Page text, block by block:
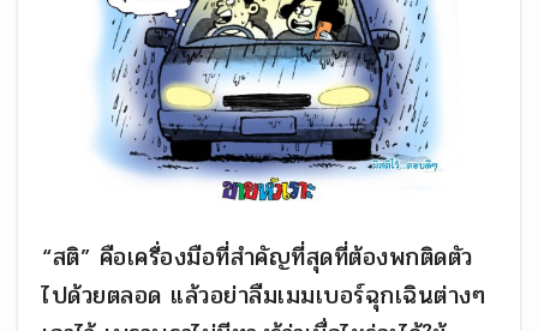
“สติ” คือเครื่องมือที่สำคัญที่สุดที่ต้องพกติดตัว
ไปด้วยตลอด แล้วอย่าลืมเมมเบอร์ฉุกเฉินต่างๆ